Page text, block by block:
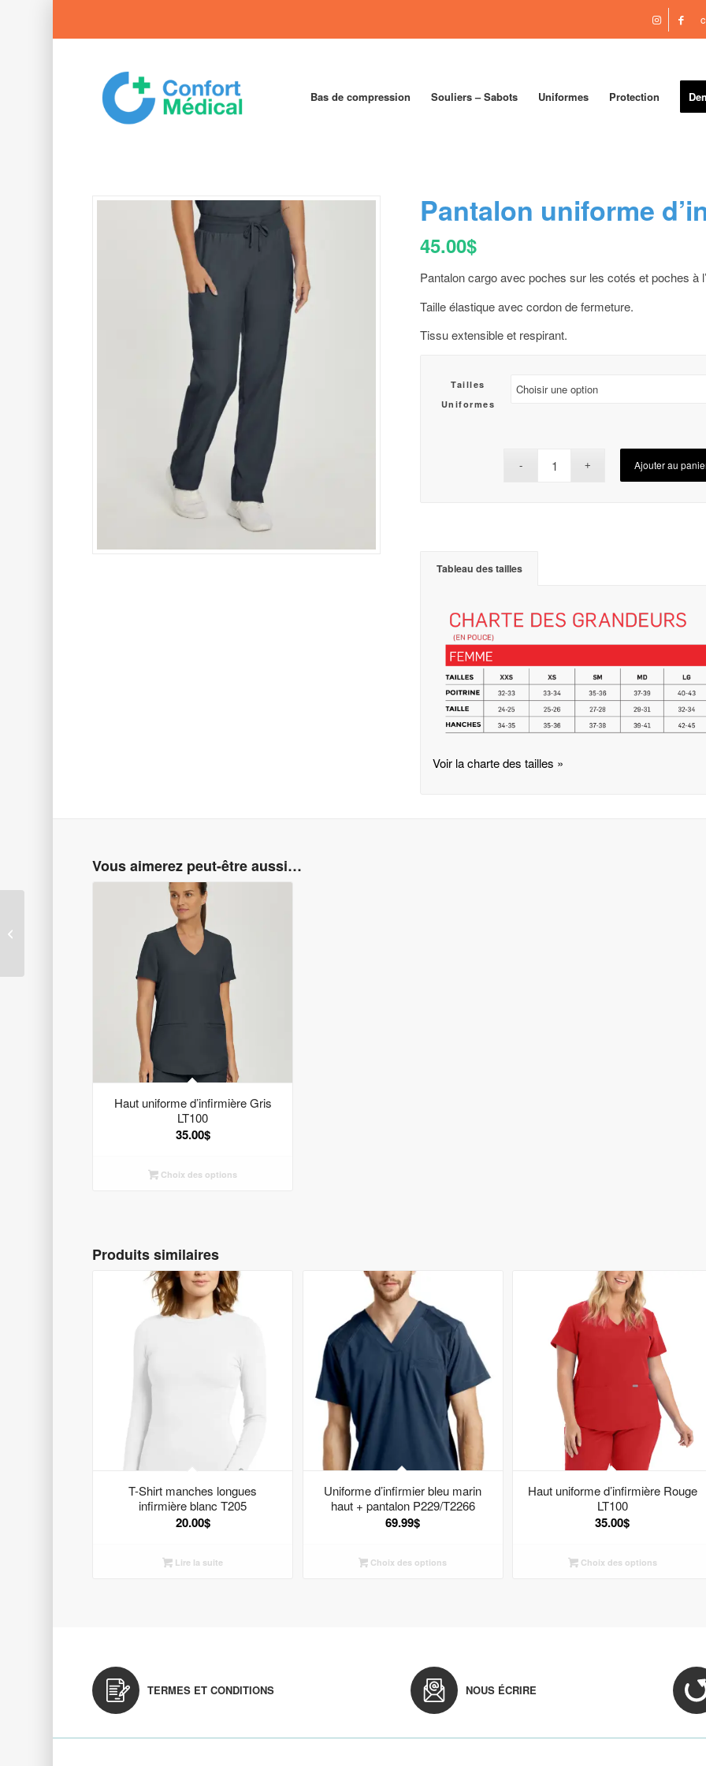
Bas de compression Souliers – Sabots Uniformes Protection
Pantalon uniforme
45.00$
Pantalon cargo avec poches sur les cotés et poches à
Taille élastique avec cordon de fermeture.
Tissu extensible et respirant.
Tailles
Uniformes
Ajouter au
Tableau des tailles
Voir la charte des tailles »
Vous aimerez peut-être aussi…
Haut uniforme d’infirmière Gris
LT100
35.00$
Choix des options
Produits similaires
T-Shirt manches longues
infirmière blanc T205
20.00$
Lire la suite
Uniforme d’infirmier bleu marin
haut + pantalon P229/T2266
69.99$
Choix des options
Haut uniforme d’infirmière Rouge
LT100
35.00$
Choix des options
TERMES ET CONDITIONS NOUS ÉCRIRE